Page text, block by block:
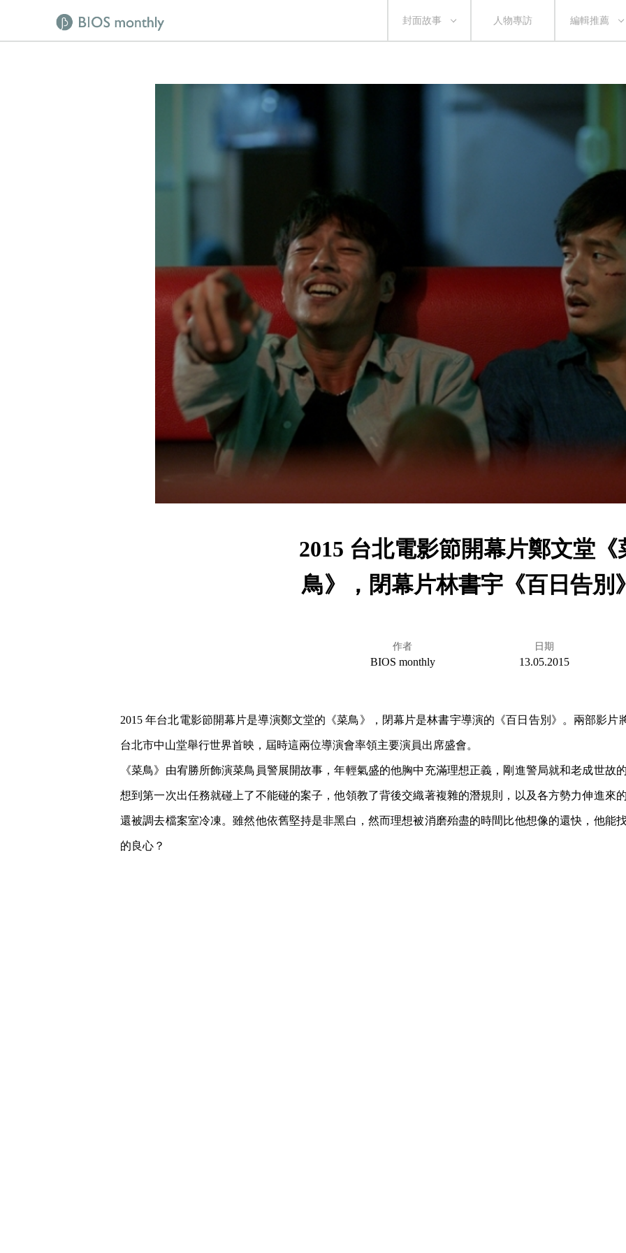
封面故事 人物專訪 編輯推薦
2015 台北電影節開幕片鄭文堂《
鳥》，閉幕片林書宇《百日告別
作者
BIOS monthly
日期
13.05.2015
2015 年台北電影節開幕片是導演鄭文堂的《菜鳥》，閉幕片是林書宇導演的《百日告別》。兩部影片
台北市中山堂舉行世界首映，屆時這兩位導演會率領主要演員出席盛會。
《菜鳥》由宥勝所飾演菜鳥員警展開故事，年輕氣盛的他胸中充滿理想正義，剛進警局就和老成世故
想到第一次出任務就碰上了不能碰的案子，他領教了背後交織著複雜的潛規則，以及各方勢力伸進來
還被調去檔案室冷凍。雖然他依舊堅持是非黑白，然而理想被消磨殆盡的時間比他想像的還快，他能
的良心？